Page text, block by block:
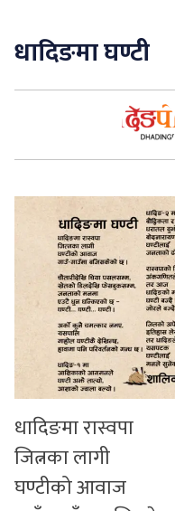
प्रवास
सुचनाहरु
भिडियो
धादिङमा घण्टी
धादिङमा रास्वपा
जित्नका लागी
घण्टीको आवाज